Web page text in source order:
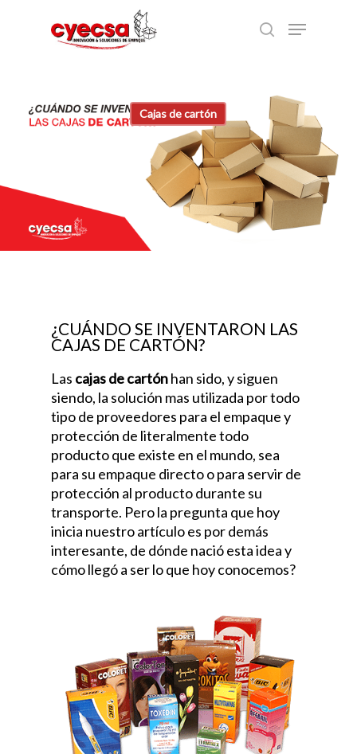
search
Menu
Cajas de cartón
¿CUÁNDO SE INVENTARON LAS
CAJAS DE CARTÓN?
Las cajas de cartónhan sido, y siguen
siendo, la solución mas utilizada por todo
tipo de proveedores para el empaque y
protección de literalmente todo
producto que existe en el mundo, sea
para su empaque directo o para servir de
protección al producto durante su
transporte. Pero la pregunta que hoy
inicia nuestro artículo es por demás
interesante, de dónde nació esta idea y
cómo llegó a ser lo que hoy conocemos?